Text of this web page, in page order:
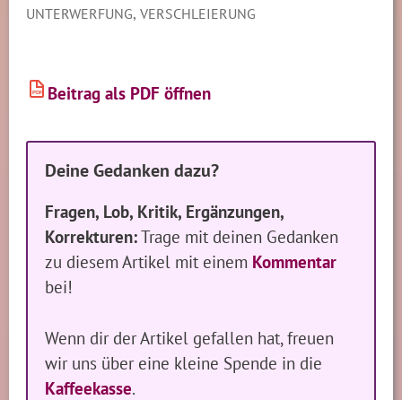
UNTERWERFUNG,VERSCHLEIERUNG
PDF Beitrag als PDF öffnen
Deine Gedanken dazu?
Fragen, Lob, Kritik, Ergänzungen,
Korrekturen:Trage mit deinen Gedanken
zu diesem Artikel mit einem Kommentar
bei!
Wenn dir der Artikel gefallen hat, freuen
wir uns über eine kleine Spende in die
Kaffeekasse.